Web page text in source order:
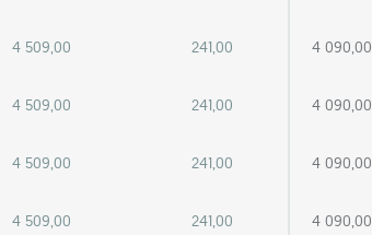
4 509,00 241,00 4 090,00
4 509,00 241,00 4 090,00
4 509,00 241,00 4 090,00
4 509,00 241,00 4 090,00